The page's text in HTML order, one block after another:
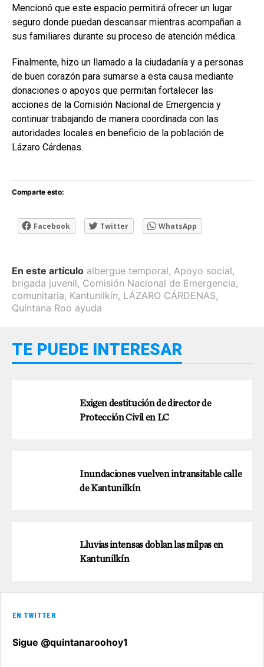
Mencionó que este espacio permitirá ofrecer un lugar
seguro donde puedan descansar mientras acompañan a
sus familiares durante su proceso de atención médica.
Finalmente, hizo un llamado a la ciudadanía y a personas
de buen corazón para sumarse a esta causa mediante
donaciones o apoyos que permitan fortalecer las
acciones de la Comisión Nacional de Emergencia y
continuar trabajando de manera coordinada con las
autoridades locales en beneficio de la población de
Lázaro Cárdenas.
Comparte esto:
Facebook Twitter WhatsApp
En este artículo albergue temporal, Apoyo social,
brigada juvenil, Comisión Nacional de Emergencia,
comunitaria, Kantunilkín, LÁZARO CÁRDENAS,
Quintana Roo ayuda
TE PUEDE INTERESAR
Exigen destitución de director de
Protección Civil en LC
Inundaciones vuelven intransitable calle
de Kantunilkín
Lluvias intensas doblan las milpas en
Kantunilkín
EN TWITTER
Sigue @quintanaroohoy1